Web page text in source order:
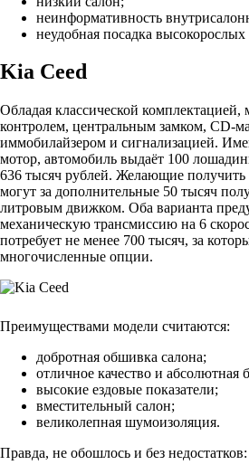
неинформативность
неудобная посадка
Kia Ceed
Обладая классической
контролем, центральным замком, CD-
иммобилайзером и сигнализацией.
мотор, автомобиль выдаёт 100
636 тысяч рублей. Желающие
могут за дополнительные 50 тысяч
литровым движком. Оба варианта
механическую трансмиссию на 6
потребует не менее 700 тысяч, за
многочисленные опции.
Преимуществами модели считаются:
добротная обшивка салона;
отличное качество и абсолютная
высокие ездовые показатели;
вместительный салон;
великолепная шумоизоляция.
Правда, не обошлось и без недостатков: